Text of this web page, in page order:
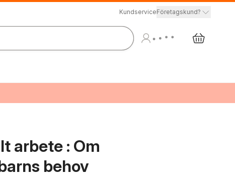
KundserviceFöretagskund?
arbete : Om
behov